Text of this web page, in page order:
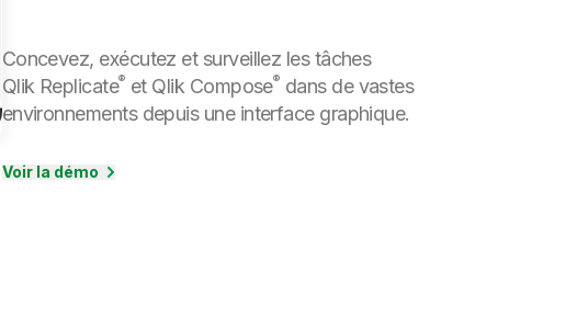
Concevez, exécutez et surveillez les tâches
Qlik Replicate® et Qlik Compose® dans de vastes
environnements depuis une interface graphique.
Voir la démo